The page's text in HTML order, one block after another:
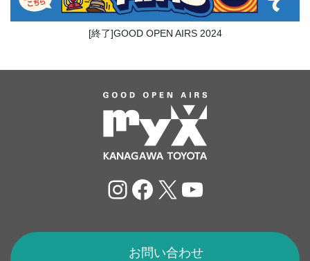
[終了]GOOD OPEN AIRS 2024
Instagram
Facebook
X YouTube
お問い合わせ